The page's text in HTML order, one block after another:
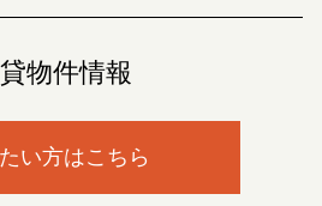
物件情報
い方はこちら